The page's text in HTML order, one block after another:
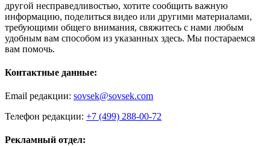
другой несправедливостью, хотите сообщить важную
информацию, поделиться видео или другими материалами,
требующими общего внимания, свяжитесь с нами любым
удобным вам способом из указанных здесь. Мы постараемся
вам помочь.
Контактные данные:
Email редакции: sovsek@sovsek.com
Телефон редакции: +7 (499) 288-00-72
Рекламный отдел: